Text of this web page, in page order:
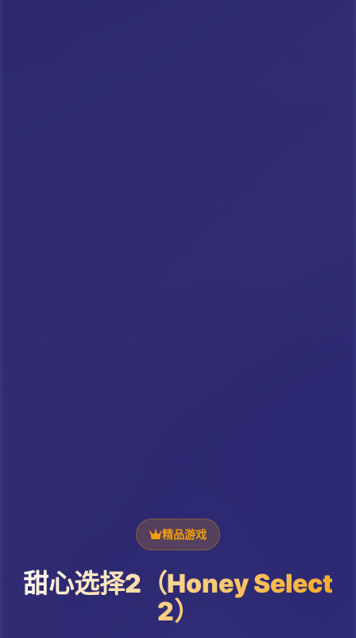
精品游戏
甜心选择2（Honey Select
2）